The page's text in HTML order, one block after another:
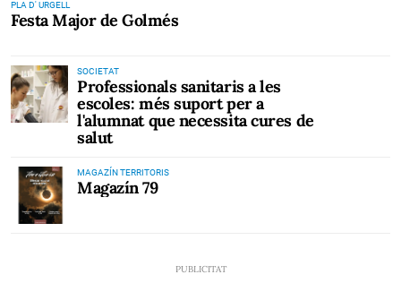
PLA D' URGELL
Festa Major de Golmés
SOCIETAT
Professionals sanitaris a les
escoles: més suport per a
l'alumnat que necessita cures de
salut
MAGAZÍN TERRITORIS
Magazín 79